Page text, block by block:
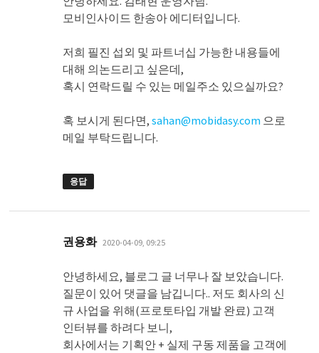
모비인사이드 한송아 에디터입니다.
저희 필진 섭외 및 파트너십 가능한 내용들에
대해 의논드리고 싶은데,
혹시 연락드릴 수 있는 메일주소 있으실까요?
혹 보시게 된다면,sahan@mobidasy.com 으로
메일 부탁드립니다.
응답
권용화 댓
글:
2020-04-09, 09:25
안녕하세요, 블로그 글 너무나 잘 보았습니다.
질문이 있어 댓글을 남깁니다.. 저도 회사의 신
규 사업을 위해(프로토타입 개발 완료) 고객
인터뷰를 하려다 보니,
회사에서는 기획안 + 실제 구동 제품을 고객에